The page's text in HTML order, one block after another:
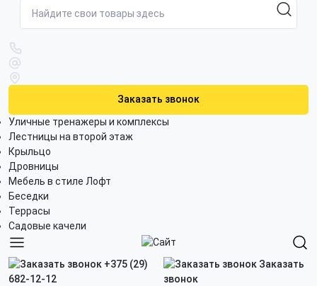
Заказать звонок
Уличные тренажеры и комплексы
Лестницы на второй этаж
Крыльцо
Дровницы
Мебель в стиле Лофт
Беседки
Террасы
Садовые качели
+375 (29)
682-12-12
Заказать
звонок